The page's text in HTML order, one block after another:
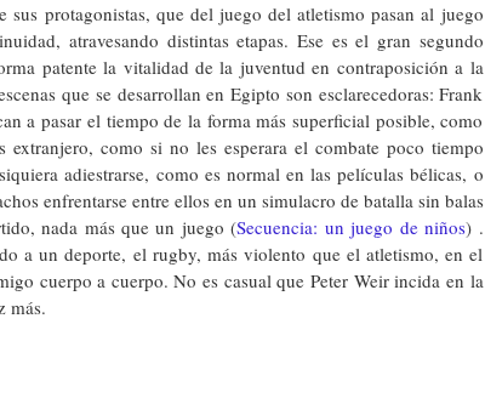
protagonistas, que del juego del atletismo pasan al juego
atravesando distintas etapas. Ese es el gran segundo
patente la vitalidad de la juventud en contraposición a la
que se desarrollan en Egipto son esclarecedoras: Frank
a pasar el tiempo de la forma más superficial posible, como
extranjero, como si no les esperara el combate poco tiempo
adiestrarse, como es normal en las películas bélicas, o
enfrentarse entre ellos en un simulacro de batalla sin balas
nada más que un juego (Secuencia: un juego de niños) .
a un deporte, el rugby, más violento que el atletismo, en el
cuerpo a cuerpo. No es casual que Peter Weir incida en la
más.